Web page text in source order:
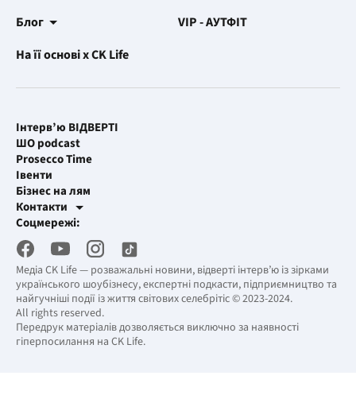
Блог
VIP - АУТФІТ
На її основі x CK Life
Медіа CK Life — розважальні новини, відверті інтерв’ю із зірками
українського шоубізнесу, експертні подкасти, підприємництво та
найгучніші події із життя світових селебрітіс © 2023-2024.
All rights reserved.
Передрук матеріалів дозволяється виключно за наявності
гіперпосилання на CK Life.
Інтерв’ю ВІДВЕРТІ
ШО podcast
Prosecco Time
Івенти
Бізнес на лям
Контакти
Рекламні інтеграції
Робоча пошта
Соцмережі: